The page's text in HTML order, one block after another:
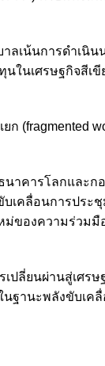
เน้นการดำเนิ
ในเศรษฐกิจสีเ
(fragmented
คารโลกและกอ
คลื่อนการประชุ
ม่ของความร่วม
ปลี่ยนผ่านสู่เศร
ฐานะพลังขับเค